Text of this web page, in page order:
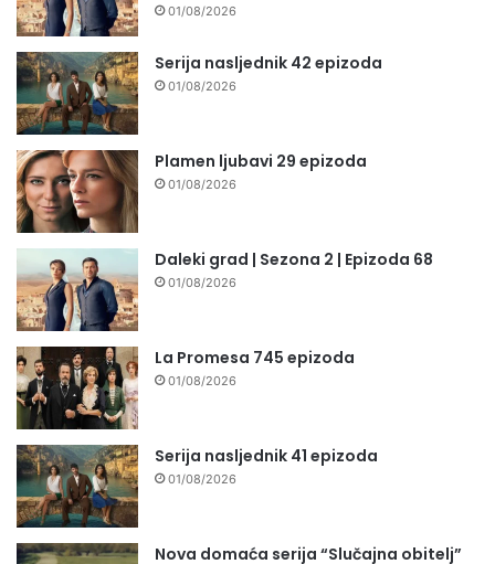
01/08/2026
Serija nasljednik 42 epizoda
01/08/2026
Plamen ljubavi 29 epizoda
01/08/2026
Daleki grad | Sezona 2 | Epizoda 68
01/08/2026
La Promesa 745 epizoda
01/08/2026
Serija nasljednik 41 epizoda
01/08/2026
Nova domaća serija “Slučajna obitelj”